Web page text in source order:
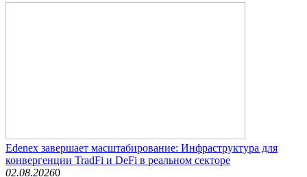
Edenex завершает масштабирование: Инфраструктура для
конвергенции TradFi и DeFi в реальном секторе
02.08.20260